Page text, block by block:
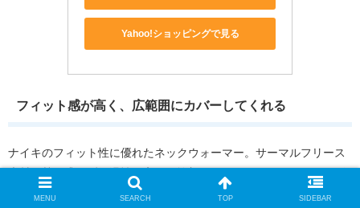
Yahoo!ショッピングで見る
フィット感が高く、広範囲にカバーしてくれる
ナイキのフィット性に優れたネックウォーマー。サーマルフリース
インで冬のランニングシーンにも最適です。
MENU SEARCH TOP SIDEBAR